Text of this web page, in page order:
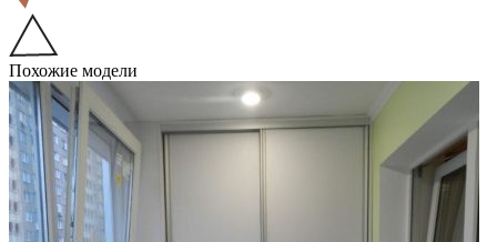
Похожие модели